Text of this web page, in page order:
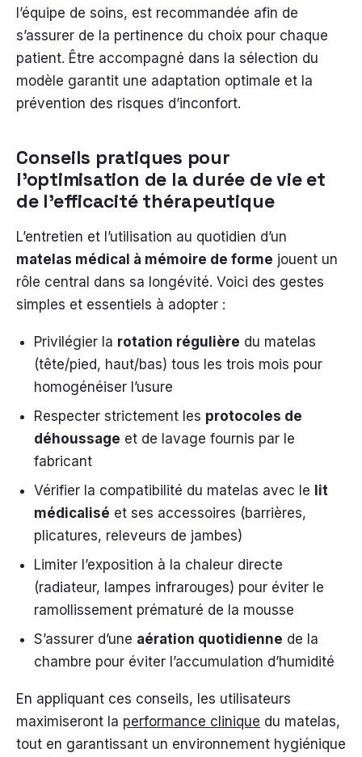
l’équipe de soins, est recommandée afin de
s’assurer de la pertinence du choix pour chaque
patient. Être accompagné dans la sélection du
modèle garantit une adaptation optimale et la
prévention des risques d’inconfort.
Conseils pratiques pour
l’optimisation de la durée de vie et
de l’efficacité thérapeutique
L’entretien et l’utilisation au quotidien d’un
matelas médical à mémoire de forme jouent un
rôle central dans sa longévité. Voici des gestes
simples et essentiels à adopter :
Privilégier la rotation régulière du matelas
(tête/pied, haut/bas) tous les trois mois pour
homogénéiser l’usure
Respecter strictement les protocoles de
déhoussage et de lavage fournis par le
fabricant
Vérifier la compatibilité du matelas avec le lit
médicalisé et ses accessoires (barrières,
plicatures, releveurs de jambes)
Limiter l’exposition à la chaleur directe
(radiateur, lampes infrarouges) pour éviter le
ramollissement prématuré de la mousse
S’assurer d’une aération quotidienne de la
chambre pour éviter l’accumulation d’humidité
En appliquant ces conseils, les utilisateurs
maximiseront la performance clinique du matelas,
tout en garantissant un environnement hygiénique